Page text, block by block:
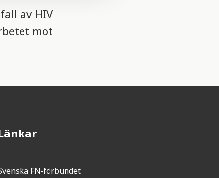
av HIV
mot
FN-förbundet